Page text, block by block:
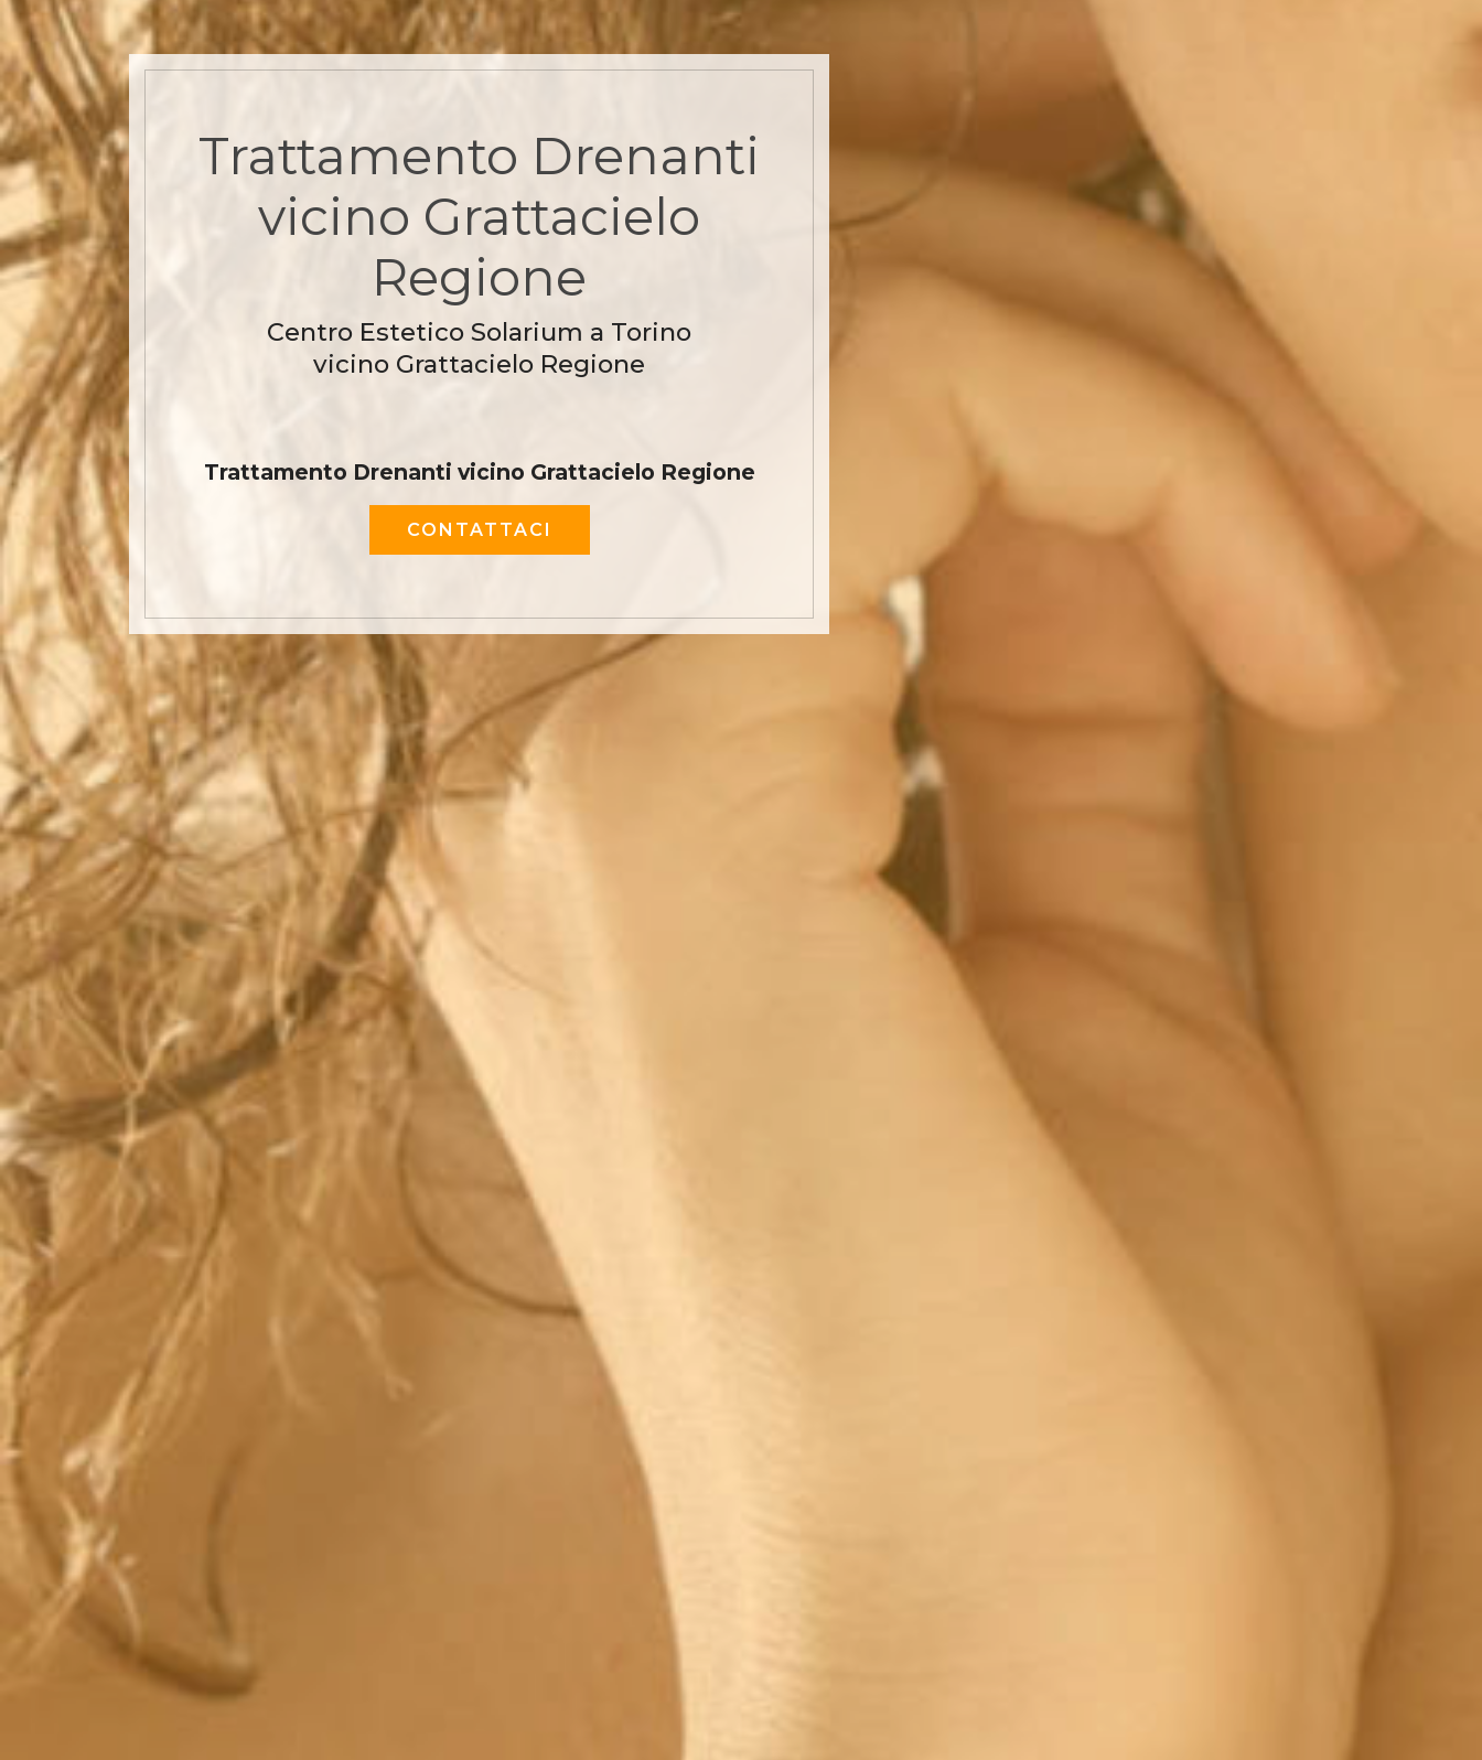
Trattamento Drenanti
vicino Grattacielo
Regione
Centro Estetico Solarium a Torino
vicino Grattacielo Regione
Trattamento Drenanti vicino Grattacielo Regione
CONTATTACI